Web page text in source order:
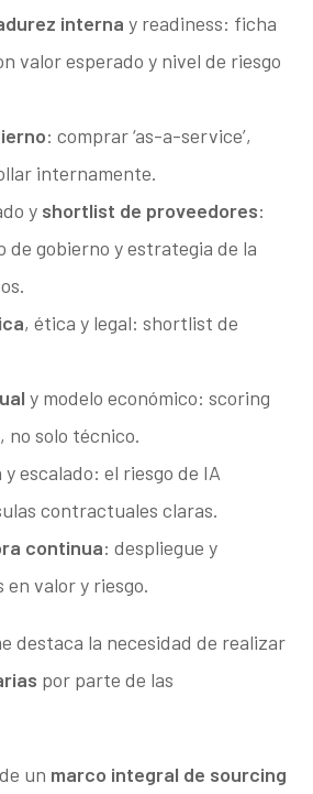
interna y readiness: ficha
valor esperado y nivel de riesgo
: comprar ‘as-a-service’,
internamente.
y shortlist de proveedores:
de gobierno y estrategia de la
, ética y legal: shortlist de
y modelo económico: scoring
no solo técnico.
escalado: el riesgo de IA
contractuales claras.
continua: despliegue y
en valor y riesgo.
destaca la necesidad de realizar
por parte de las
un marco integral de sourcing